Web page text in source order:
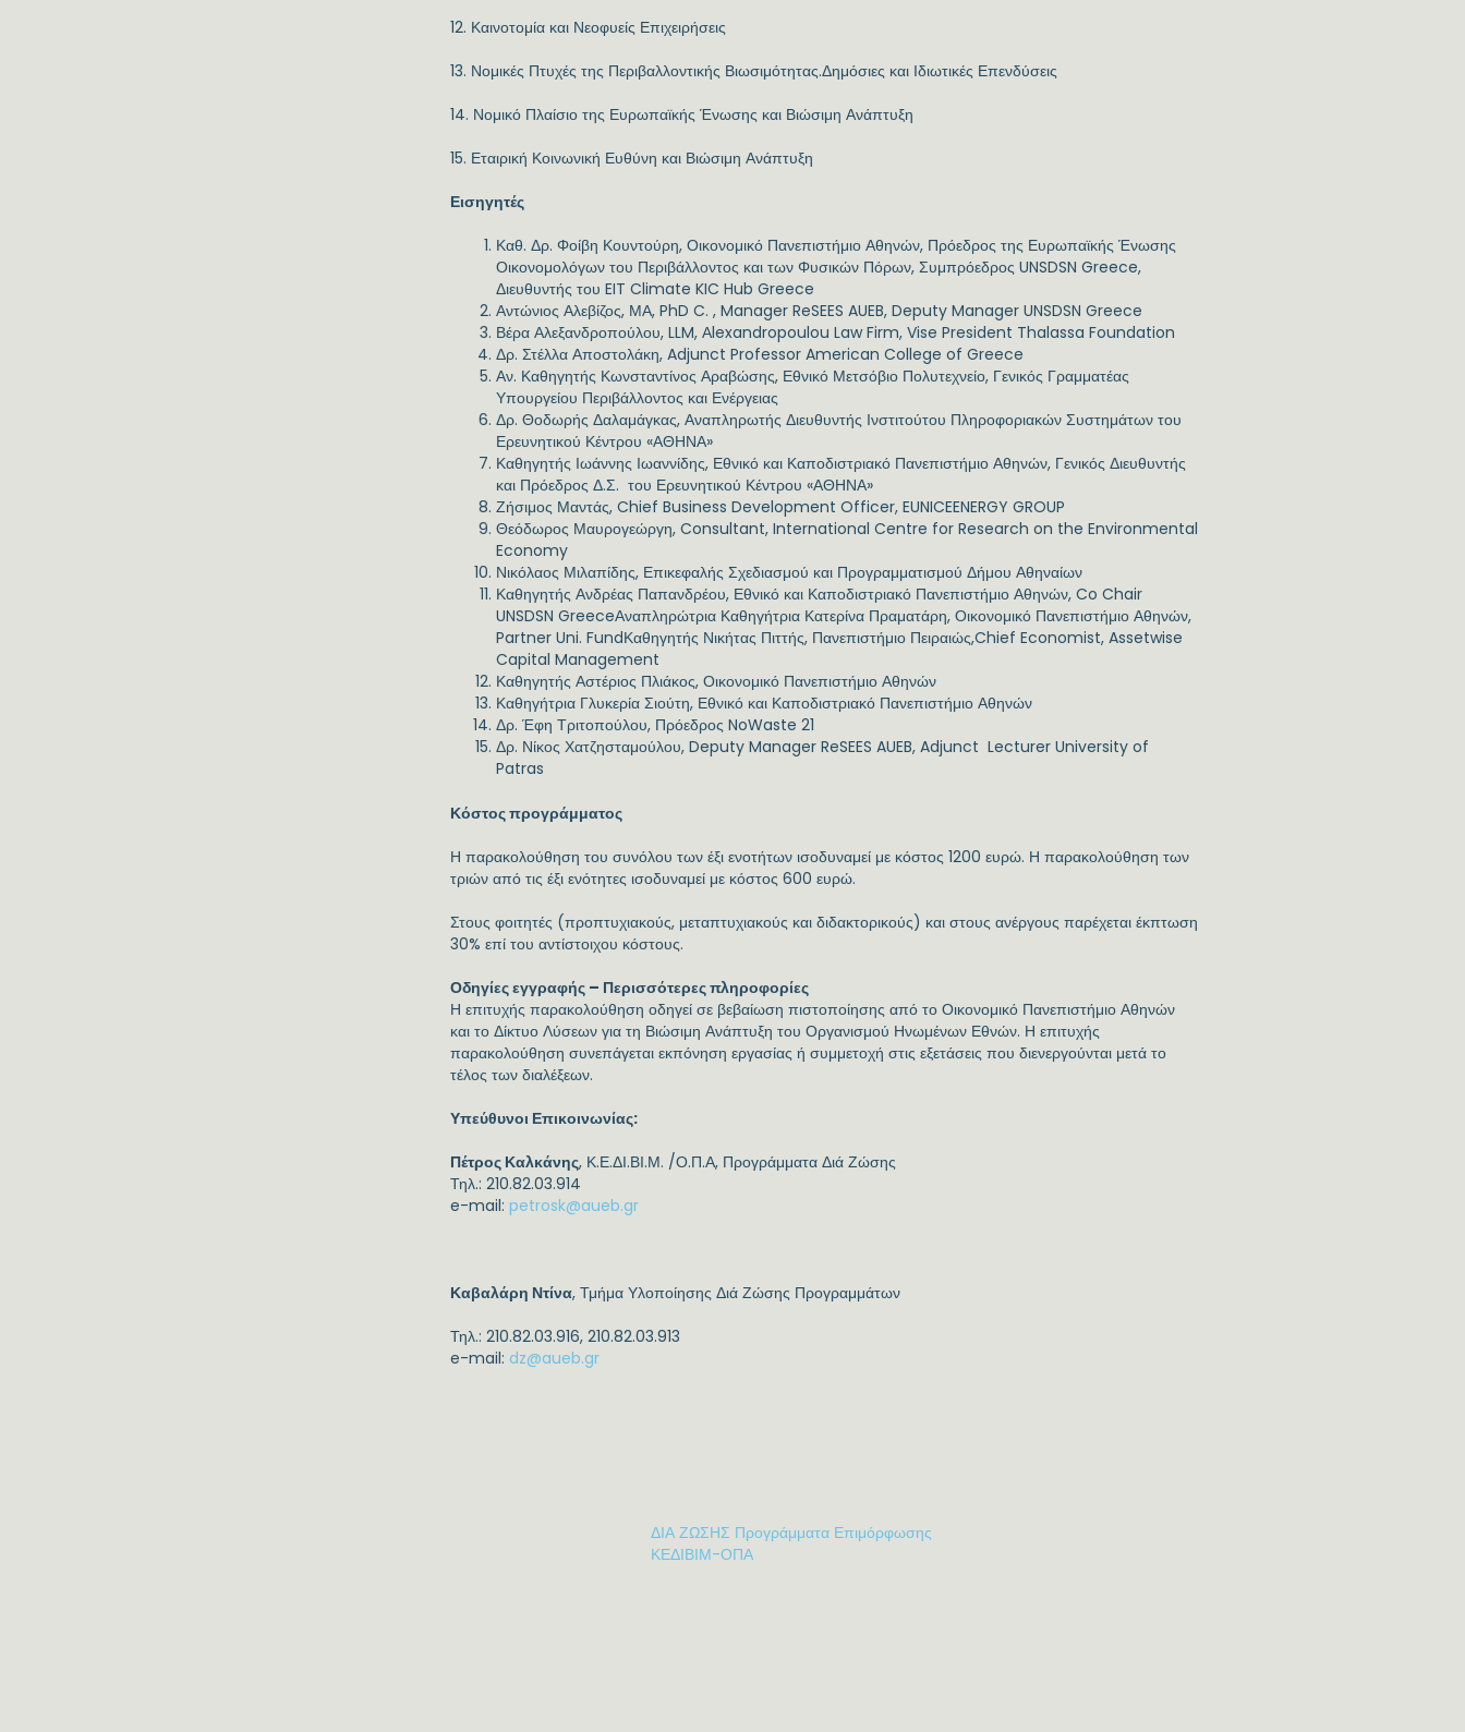
12. Καινοτομία και Νεοφυείς Επιχειρήσεις
13. Νομικές Πτυχές της Περιβαλλοντικής Βιωσιμότητας.Δημόσιες και Ιδιωτικές Επενδύσεις
14. Νομικό Πλαίσιο της Ευρωπαϊκής Ένωσης και Βιώσιμη Ανάπτυξη
15. Εταιρική Κοινωνική Ευθύνη και Βιώσιμη Ανάπτυξη
Εισηγητές
Καθ. Δρ. Φοίβη Κουντούρη, Οικονομικό Πανεπιστήμιο Αθηνών, Πρόεδρος της Ευρωπαϊκής Ένωσης
Οικονομολόγων του Περιβάλλοντος και των Φυσικών Πόρων, Συμπρόεδρος UNSDSN Greece,
Διευθυντής του EIT Climate KIC Hub Greece
Αντώνιος Αλεβίζος, ΜΑ, PhD C. , Manager ReSEES AUEB, Deputy Manager UNSDSN Greece
Βέρα Αλεξανδροπούλου, LLM, Αlexandropoulou Law Firm, Vise President Thalassa Foundation
Δρ. Στέλλα Αποστολάκη, Adjunct Professor American College of Greece
Αν. Καθηγητής Κωνσταντίνος Αραβώσης, Εθνικό Μετσόβιο Πολυτεχνείο, Γενικός Γραμματέας
Υπουργείου Περιβάλλοντος και Ενέργειας
Δρ. Θοδωρής Δαλαμάγκας, Αναπληρωτής Διευθυντής Ινστιτούτου Πληροφοριακών Συστημάτων του
Ερευνητικού Κέντρου «ΑΘΗΝΑ»
Καθηγητής Ιωάννης Ιωαννίδης, Εθνικό και Καποδιστριακό Πανεπιστήμιο Αθηνών, Γενικός Διευθυντής
και Πρόεδρος Δ.Σ. του Ερευνητικού Κέντρου «ΑΘΗΝΑ»
Ζήσιμος Μαντάς, Chief Business Development Officer, EUNICEENERGY GROUP
Θεόδωρος Μαυρογεώργη, Consultant, International Centre for Research on the Environmental
Economy
Νικόλαος Μιλαπίδης, Επικεφαλής Σχεδιασμού και Προγραμματισμού Δήμου Αθηναίων
Καθηγητής Ανδρέας Παπανδρέου, Εθνικό και Καποδιστριακό Πανεπιστήμιο Αθηνών, Co Chair
UNSDSN GreeceΑναπληρώτρια Καθηγήτρια Κατερίνα Πραματάρη, Οικονομικό Πανεπιστήμιο Αθηνών,
Partner Uni. FundΚαθηγητής Νικήτας Πιττής, Πανεπιστήμιο Πειραιώς,Chief Economist, Assetwise
Capital Management
Καθηγητής Αστέριος Πλιάκος, Οικονομικό Πανεπιστήμιο Αθηνών
Καθηγήτρια Γλυκερία Σιούτη, Εθνικό και Καποδιστριακό Πανεπιστήμιο Αθηνών
Δρ. Έφη Τριτοπούλου, Πρόεδρος NoWaste 21
Δρ. Νίκος Χατζησταμούλου, Deputy Manager ReSEES AUEB, Adjunct Lecturer University of
Patras
Κόστος προγράμματος
Η παρακολούθηση του συνόλου των έξι ενοτήτων ισοδυναμεί με κόστος 1200 ευρώ. Η παρακολούθηση των
τριών από τις έξι ενότητες ισοδυναμεί με κόστος 600 ευρώ.
Στους φοιτητές (προπτυχιακούς, μεταπτυχιακούς και διδακτορικούς) και στους ανέργους παρέχεται έκπτωση
30% επί του αντίστοιχου κόστους.
Οδηγίες εγγραφής – Περισσότερες πληροφορίες
Η επιτυχής παρακολούθηση οδηγεί σε βεβαίωση πιστοποίησης από το Οικονομικό Πανεπιστήμιο Αθηνών
και το Δίκτυο Λύσεων για τη Βιώσιμη Ανάπτυξη του Οργανισμού Ηνωμένων Εθνών. Η επιτυχής
παρακολούθηση συνεπάγεται εκπόνηση εργασίας ή συμμετοχή στις εξετάσεις που διενεργούνται μετά το
τέλος των διαλέξεων.
Υπεύθυνοι Επικοινωνίας:
Πέτρος Καλκάνης, Κ.Ε.ΔΙ.ΒΙ.Μ. /Ο.Π.Α, Προγράμματα Διά Ζώσης
Τηλ.: 210.82.03.914
e-mail:petrosk@aueb.gr
Καβαλάρη Ντίνα, Τμήμα Υλοποίησης Διά Ζώσης Προγραμμάτων
Τηλ.: 210.82.03.916, 210.82.03.913
e-mail: dz@aueb.gr
ΔΙΑ ΖΩΣΗΣ Προγράμματα Επιμόρφωσης
ΚΕΔΙΒΙΜ-ΟΠΑ